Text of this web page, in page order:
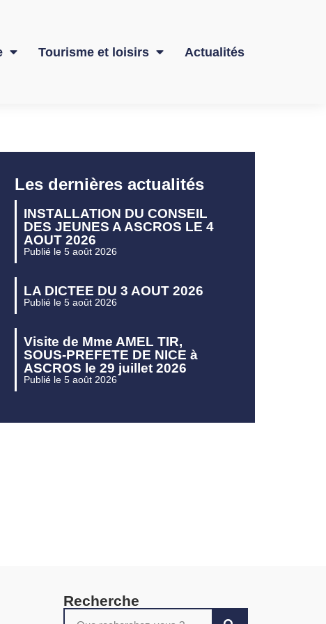
Tourisme et loisirs Actualités
Les dernières actualités
INSTALLATION DU CONSEIL
DES JEUNES A ASCROS LE 4
AOUT 2026
Publié le 5 août 2026
LA DICTEE DU 3 AOUT 2026
Publié le 5 août 2026
Visite de Mme AMEL TIR,
SOUS-PREFETE DE NICE à
ASCROS le 29 juillet 2026
Publié le 5 août 2026
Recherche